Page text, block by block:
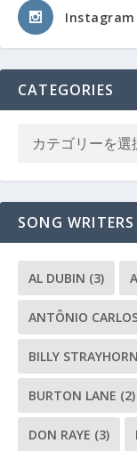
Instagram
CATEGORIES
SONG WRITERS
AL DUBIN (3)
ANTÔNIO
BILLY STRAYHORN
BURTON LANE (2)
DON RAYE (3)